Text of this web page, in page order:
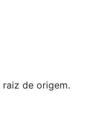
de origem.